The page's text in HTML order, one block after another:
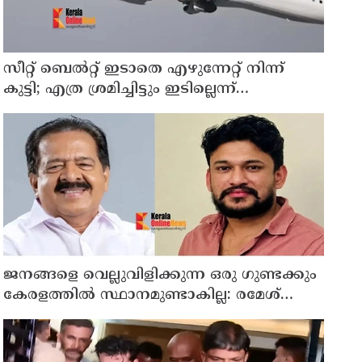
സീറ്റ് ബെല്‍റ്റ് ഇടാതെ എഴുന്നേറ്റ് നിന്ന്
കുട്ടി; എത്ര ശ്രമിച്ചിട്ടും ഇടില്ലെന്ന്
വാശിപിടിച്ചതോടെ വിമാനം റദ്ദാക്കി
ജനങ്ങളെ വെല്ലുവിളിക്കുന്ന ഒരു ഗുണ്ടക്കും
കേരളത്തില്‍ സ്ഥാനമുണ്ടാകില്ല: രമേശ്
ചെന്നിത്തല